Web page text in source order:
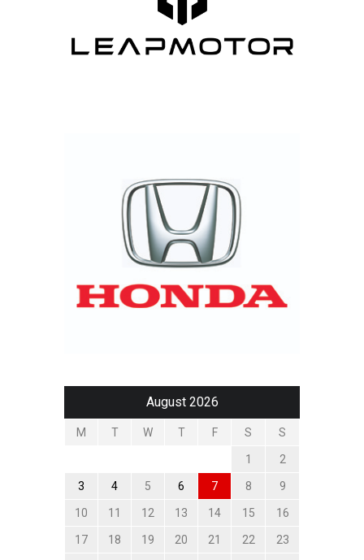
August 2026
M T W T F S S
1 2
3 4 5 6 7 8 9
10 11 12 13 14 15 16
17 18 19 20 21 22 23